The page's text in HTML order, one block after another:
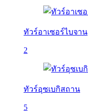
ทัวร์อาเซอร์ไบจาน
2
ทัวร์อุซเบกิสถาน
5